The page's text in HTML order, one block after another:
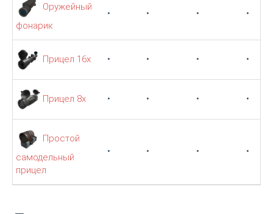
Оружейный
фонарик
• • • •
Прицел 16х • • • •
Прицел 8х • • • •
Простой
самодельный
прицел
• • • •